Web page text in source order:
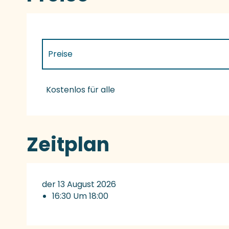
Preise
Preise 2027
Kostenlos für alle
Zeitplan
der 13 August 2026
16:30 Um 18:00